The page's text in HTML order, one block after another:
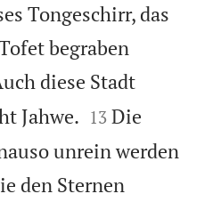
Tongeschirr, das
begraben
diese Stadt
Jahwe.
13 Die
unrein werden
den Sternen